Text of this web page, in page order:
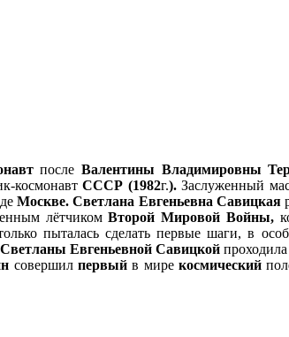
послеВалентины Владимировны
космонавтСССР (1982г.).Заслуженный
Москве. Светлана Евгеньевна Савицкая
лётчикомВторой Мировой Войны,
пыталась сделать первые шаги, в
Светланы Евгеньевной Савицкой
совершил первыйв мирекосмический